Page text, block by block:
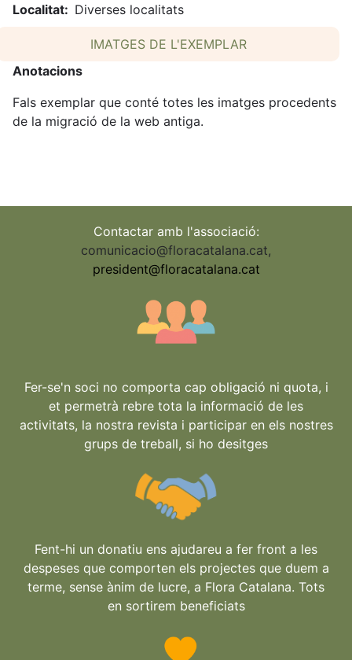
Localitat
Diverses localitats
IMATGES DE L'EXEMPLAR
Anotacions
Fals exemplar que conté totes les imatges procedents
de la migració de la web antiga.
Contactar amb l'associació:
comunicacio@floracatalana.cat,
president@floracatalana.cat
Fer-se'n soci no comporta cap obligació ni quota, i
et permetrà rebre tota la informació de les
activitats, la nostra revista i participar en els nostres
grups de treball, si ho desitges
Fent-hi un donatiu ens ajudareu a fer front a les
despeses que comporten els projectes que duem a
terme, sense ànim de lucre, a Flora Catalana. Tots
en sortirem beneficiats